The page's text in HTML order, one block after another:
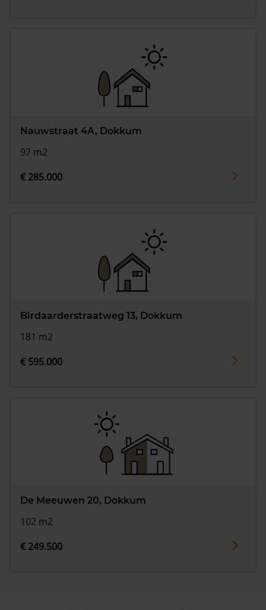
Nauwstraat 4A, Dokkum
97 m2
€ 285.000
Birdaarderstraatweg 13, Dokkum
181 m2
€ 595.000
De Meeuwen 20, Dokkum
102 m2
€ 249.500